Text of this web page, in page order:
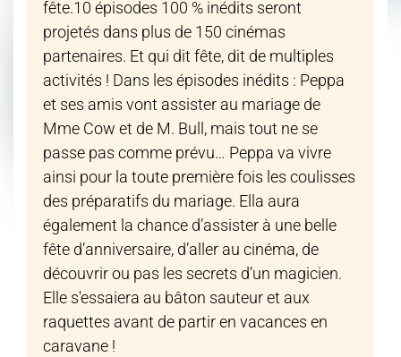
fête.10 épisodes 100 % inédits seront
projetés dans plus de 150 cinémas
partenaires. Et qui dit fête, dit de multiples
activités ! Dans les épisodes inédits : Peppa
et ses amis vont assister au mariage de
Mme Cow et de M. Bull, mais tout ne se
passe pas comme prévu… Peppa va vivre
ainsi pour la toute première fois les coulisses
des préparatifs du mariage. Ella aura
également la chance d’assister à une belle
fête d’anniversaire, d’aller au cinéma, de
découvrir ou pas les secrets d’un magicien.
Elle s'essaiera au bâton sauteur et aux
raquettes avant de partir en vacances en
caravane !